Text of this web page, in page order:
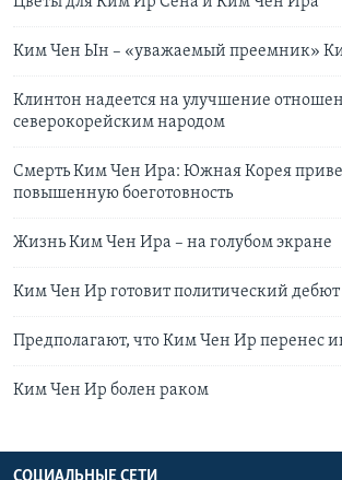
Ким Чен Ын – «уважаемый преемник»
Клинтон надеется на улучшение
северокорейским народом
Смерть Ким Чен Ира: Южная Корея
повышенную боеготовность
Жизнь Ким Чен Ира – на голубом экране
Ким Чен Ир готовит политический дебют
Предполагают, что Ким Чен Ир перенес
Ким Чен Ир болен раком